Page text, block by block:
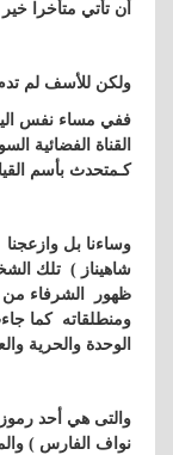
أن تأتي متأخرا
ولكن للأسف لم
ففي مساء نفس
القناة الفضائية
كـمتحدث بأسم
وساءنا بل
شاهيناز ) تلك
ظهور الشرفاء من
ومنطلقاته كما
الوحدة والحرية
والتى هي أحد
نواف الفارس )